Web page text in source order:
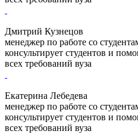
Дмитрий Кузнецов
менеджер по работе со
консультирует студентов и
всех требований вуза
Екатерина Лебедева
менеджер по работе со
консультирует студентов и
всех требований вуза